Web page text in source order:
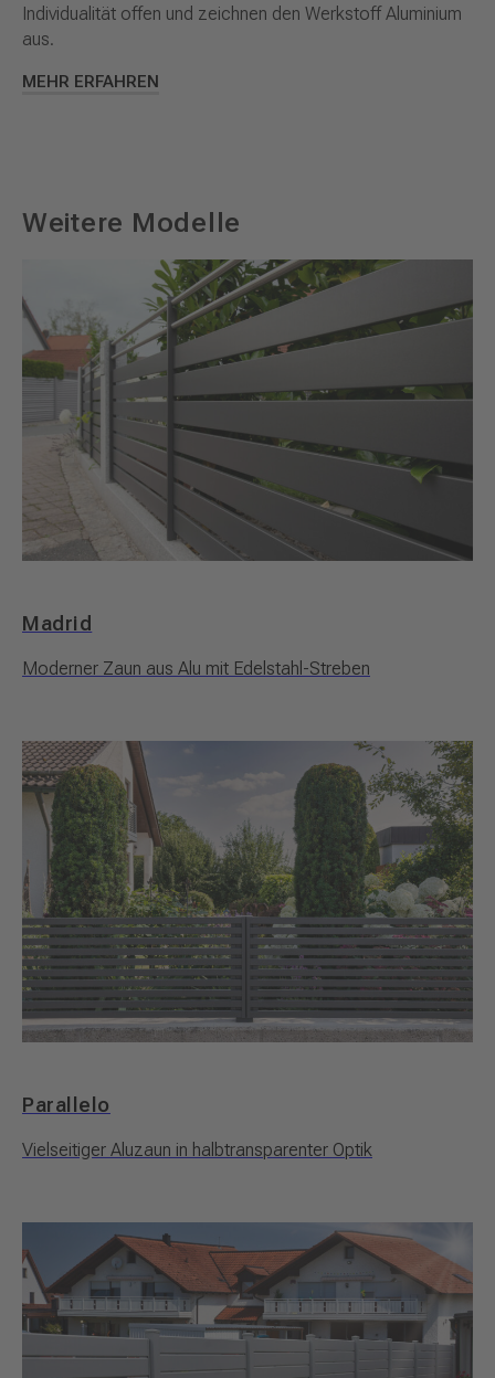
Individualität offen und zeichnen den Werkstoff Aluminium
aus.
MEHR ERFAHREN
Weitere Modelle
Madrid
Moderner Zaun aus Alu mit Edelstahl-Streben
Parallelo
Vielseitiger Aluzaun in halbtransparenter Optik